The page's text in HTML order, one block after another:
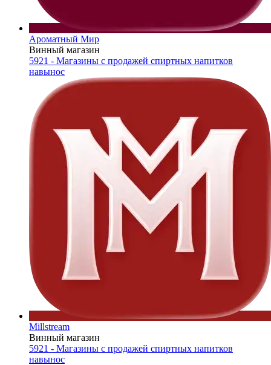
Ароматный Мир
Винный магазин
5921 - Магазины с продажей спиртных напитков
навынос
Millstream
Винный магазин
5921 - Магазины с продажей спиртных напитков
навынос